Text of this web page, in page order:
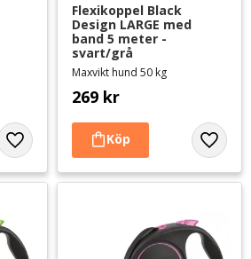
Lägg till i favoriter
Flexikoppel Black
Design LARGE med
band 5 meter -
svart/grå
Maxvikt hund 50 kg
269 kr
Lägg